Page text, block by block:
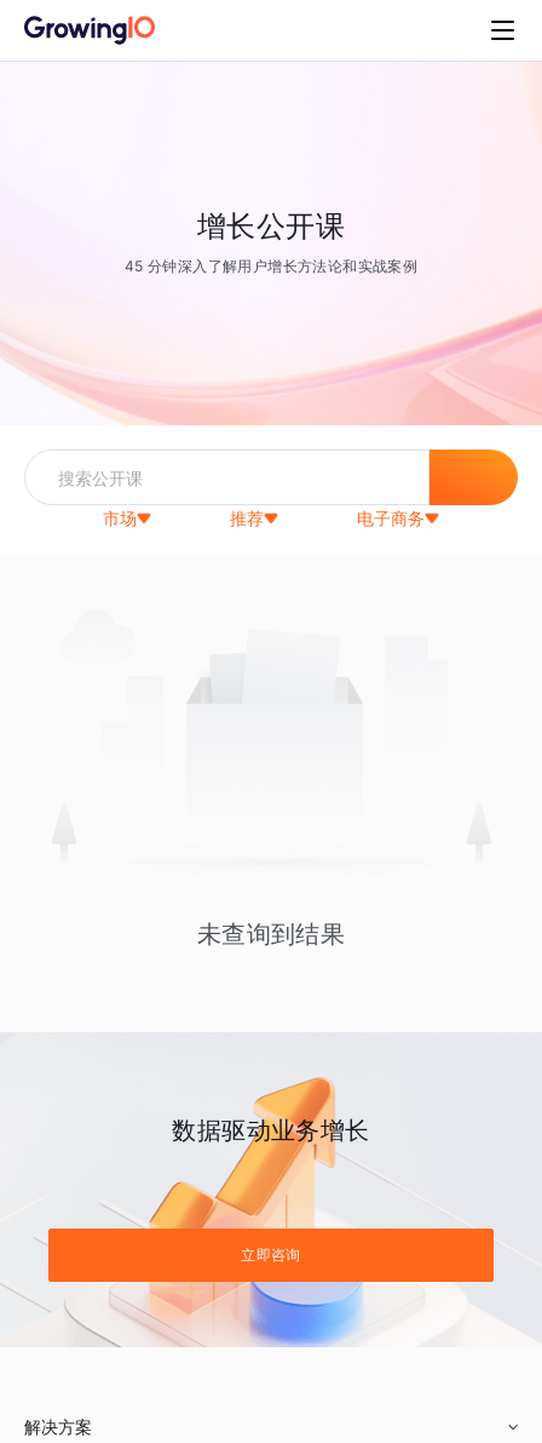
增长公开课
45 分钟深入了解用户增长方法论和实战案例
市场 推荐 电子商务
未查询到结果
数据驱动业务增长
立即咨询
解决方案